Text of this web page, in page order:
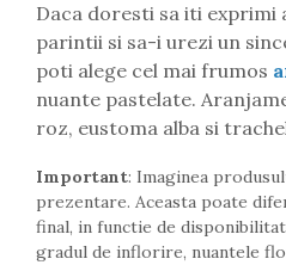
Daca doresti sa iti exprimi
parintii si sa-i urezi un
poti alege cel mai frumos
nuante pastelate.
roz, eustoma alba si
Important: Imaginea
prezentare. Aceasta poate
final, in functie de
gradul de inflorire, nuantele